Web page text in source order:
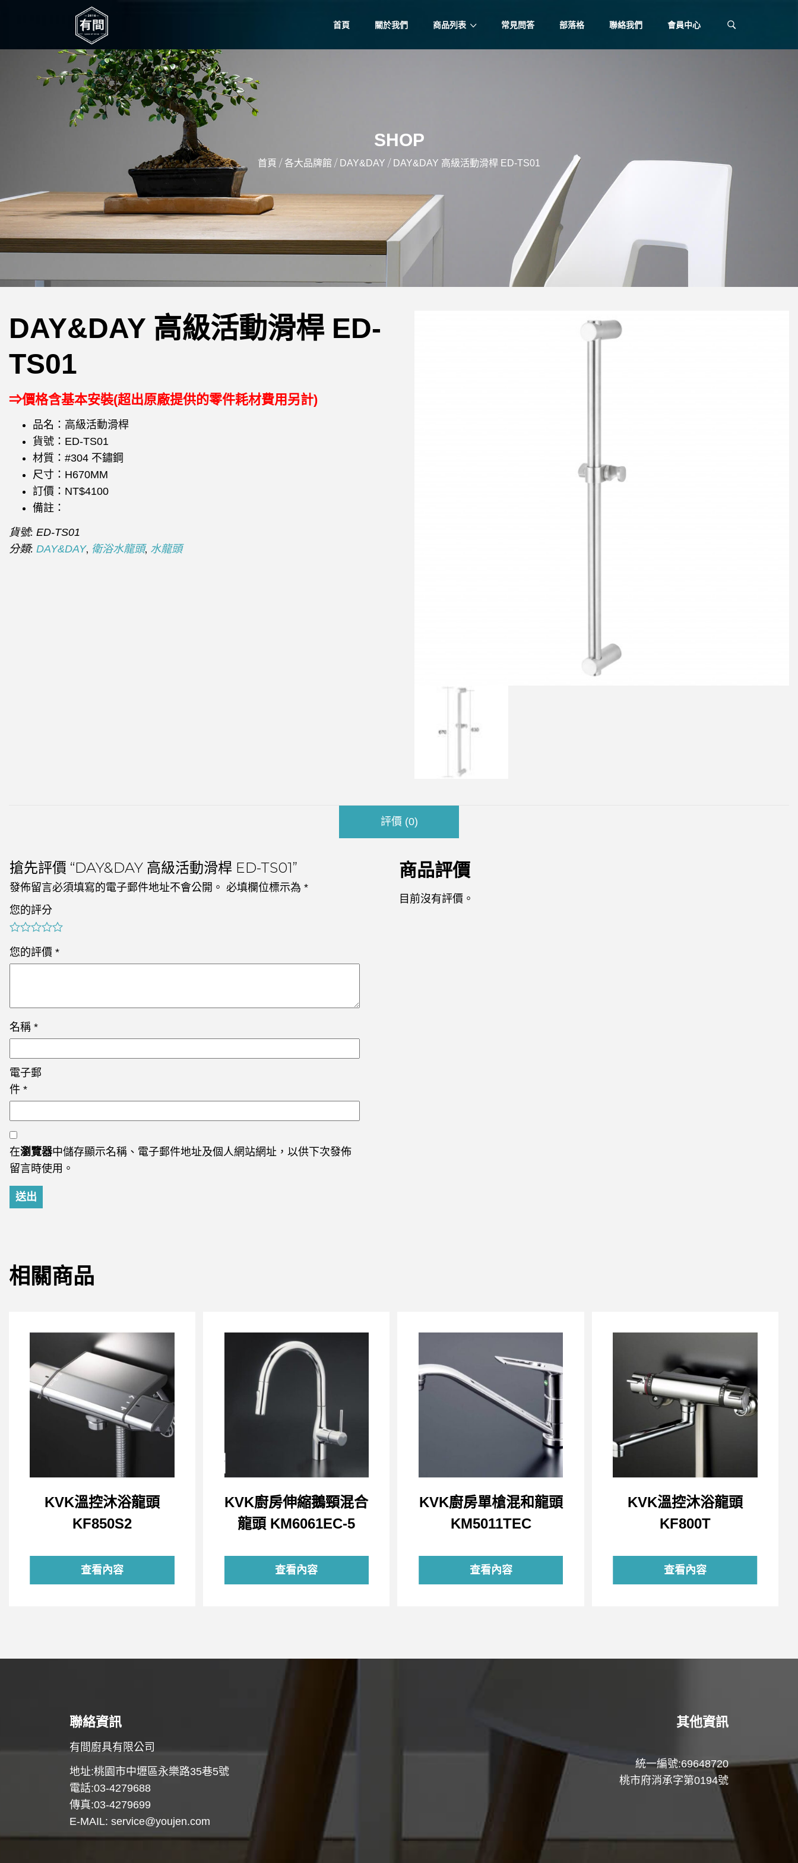
首頁 關於我們 商品列表 常見問答 部落格 聯絡我們 會員中心
SHOP
首頁 / 各大品牌館 / DAY&DAY / DAY&DAY 高級活動滑桿 ED-TS01
DAY&DAY 高級活動滑桿 ED-
TS01
⇒價格含基本安裝(超出原廠提供的零件耗材費用另計)
品名：高級活動滑桿
貨號：ED-TS01
材質：#304 不鏽鋼
尺寸：H670MM
訂價：NT$4100
備註：
貨號: ED-TS01
分類: DAY&DAY, 衛浴水龍頭, 水龍頭
評價 (0)
商品評價
目前沒有評價。
搶先評價 “DAY&DAY 高級活動滑桿 ED-TS01”
發佈留言必須填寫的電子郵件地址不會公開。 必填欄位標示為 *
您的評分
您的評價 *
名稱 *
電子郵
件 *
在瀏覽器中儲存顯示名稱、電子郵件地址及個人網站網址，以供下次發佈
留言時使用。
相關商品
KVK溫控沐浴龍頭
KF850S2
查看內容
KVK廚房伸縮鵝頸混合
龍頭 KM6061EC-5
查看內容
KVK廚房單槍混和龍頭
KM5011TEC
查看內容
KVK溫控沐浴龍頭
KF800T
查看內容
聯絡資訊
有間廚具有限公司
地址:桃園市中壢區永樂路35巷5號
電話:03-4279688
傳真:03-4279699
E-MAIL: service@youjen.com
其他資訊
統一編號:69648720
桃市府消承字第0194號